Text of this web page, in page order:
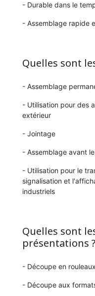
- Durable dans le
- Assemblage rapide
Quelles sont
- Assemblage
- Utilisation pour des
extérieur
- Jointage
- Assemblage avant
- Utilisation pour le
signalisation et
industriels
Quelles sont
présentations ?
- Découpe en rouleaux
- Découpe aux